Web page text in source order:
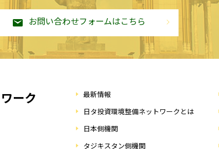
お問い合わせフォームはこちら
ーク 最新情報
日タ投資環境整備ネットワークとは
日本側機関
タジキスタン側機関